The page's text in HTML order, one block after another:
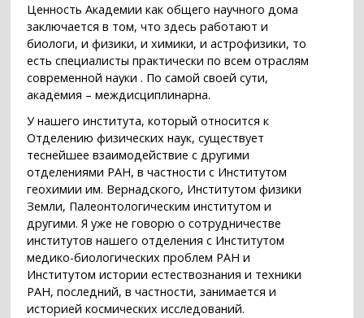
Ценность Академии как общего научного дома
заключается в том, что здесь работают и
биологи, и физики, и химики, и астрофизики, то
есть специалисты практически по всем отраслям
современной науки . По самой своей сути,
академия – междисциплинарна.
У нашего института, который относится к
Отделению физических наук, существует
теснейшее взаимодействие с другими
отделениями РАН, в частности с Институтом
геохимии им. Вернадского, Институтом физики
Земли, Палеонтологическим институтом и
другими. Я уже не говорю о сотрудничестве
институтов нашего отделения с Институтом
медико-биологических проблем РАН и
Институтом истории естествознания и техники
РАН, последний, в частности, занимается и
историей космических исследований.